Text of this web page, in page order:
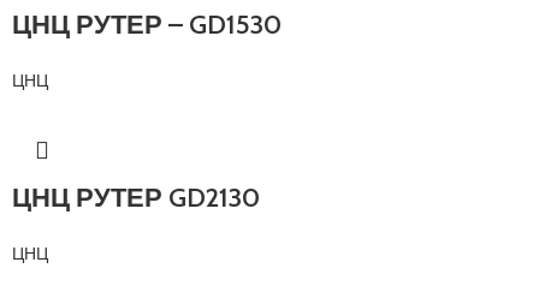
ЦНЦ РУТЕР – GD1530
ЦНЦ
ЦНЦ РУТЕР GD2130
ЦНЦ